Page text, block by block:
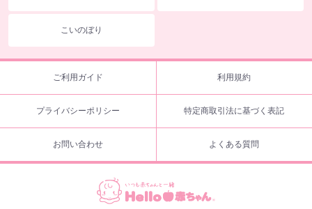
こいのぼり
ご利用ガイド 利用規約
プライバシーポリシー 特定商取引法に基づく表記
お問い合わせ よくある質問